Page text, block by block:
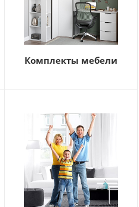
Комплекты мебели